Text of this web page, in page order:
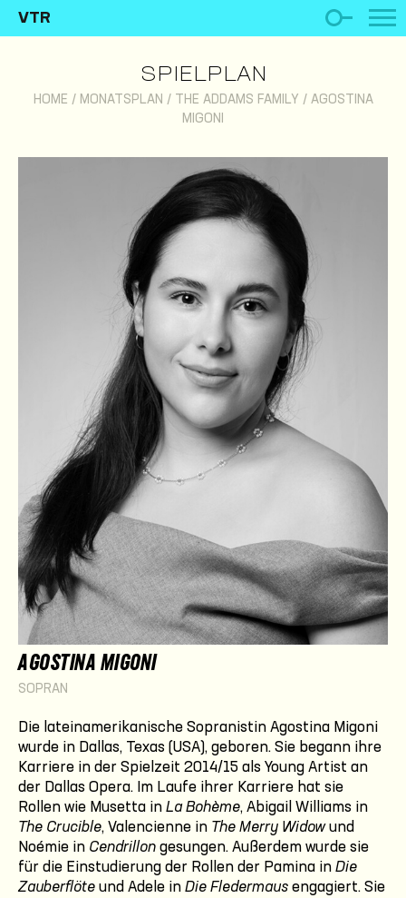
VTR
SPIELPLAN
HOME / MONATSPLAN / THE ADDAMS FAMILY / AGOSTINA
MIGONI
AGOSTINA MIGONI
SOPRAN
Die lateinamerikanische Sopranistin Agostina Migoni
wurde in Dallas, Texas (USA), geboren. Sie begann ihre
Karriere in der Spielzeit 2014/15 als Young Artist an
der Dallas Opera. Im Laufe ihrer Karriere hat sie
Rollen wie Musetta in La Bohème, Abigail Williams in
The Crucible, Valencienne in The Merry Widowund
Noémie in Cendrillon gesungen. Außerdem wurde sie
für die Einstudierung der Rollen der Pamina in Die
Zauberflöte und Adele in Die Fledermaus engagiert. Sie